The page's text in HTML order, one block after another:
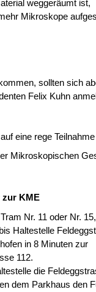
weggeräumt ist,
Mikroskope
sollten sich
Felix Kuhn
eine rege Teilnahme
Mikroskopischen
zur KME
Nr. 11 oder Nr.
Haltestelle
in 8 Minuten zur
112.
die
dem Parkhaus den